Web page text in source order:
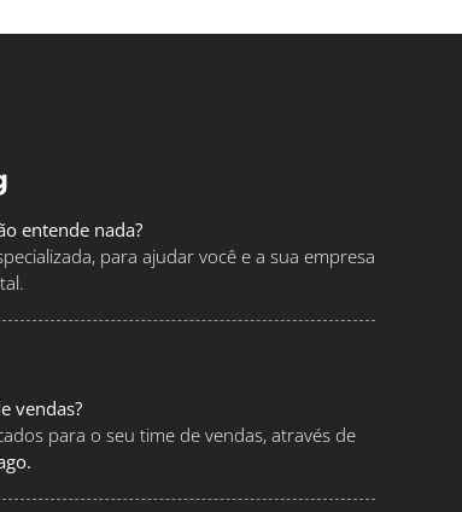
entende nada?
para ajudar você e a sua empresa
vendas?
para o seu time de vendas, através de